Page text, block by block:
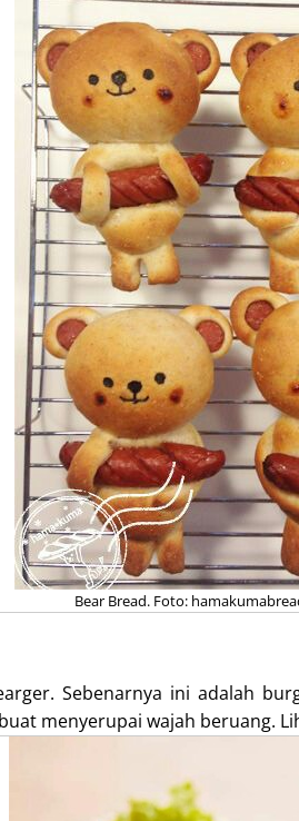
Bear Bread. Foto:
Sebenarnya ini adalah
menyerupai wajah beruang.